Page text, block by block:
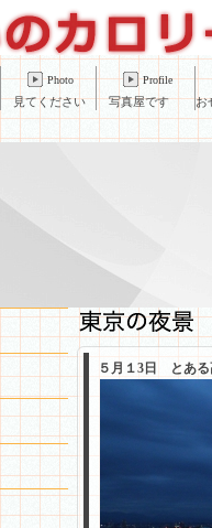
Photo
見てください
Profile
写真屋です お
５月１3日 とある